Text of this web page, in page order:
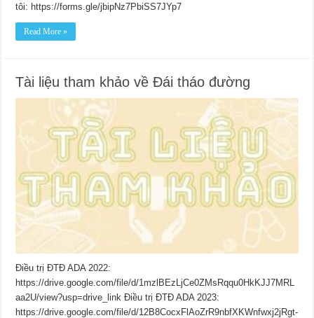
tôi: https://forms.gle/jbipNz7PbiSS7JYp7
Read More »
Tài liệu tham khảo về Đái tháo đường
Điều trị ĐTĐ ADA 2022:
https://drive.google.com/file/d/1mzlBEzLjCe0ZMsRqqu0HkKJJ7MRL
aa2U/view?usp=drive_link Điều trị ĐTĐ ADA 2023:
https://drive.google.com/file/d/12B8CocxFlAoZrR9nbfXKWnfwxj2jRgt-